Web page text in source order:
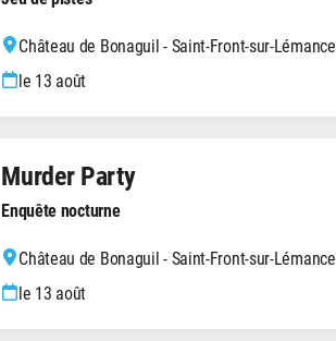
Château de Bonaguil - Saint-Front-sur-Lémance
le 13 août
Murder Party
Enquête nocturne
Château de Bonaguil - Saint-Front-sur-Lémance
le 13 août